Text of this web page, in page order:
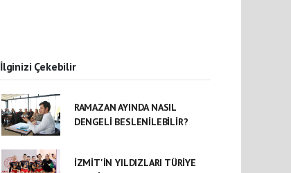
İlginizi Çekebilir
RAMAZAN AYINDA NASIL
DENGELİ BESLENİLEBİLİR?
İZMİT'İN YILDIZLARI TÜRİYE